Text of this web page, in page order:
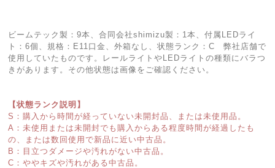
ビームテック製：9本、合同会社shimizu製：1本、付属LEDライ
ト：6個、規格：E11口金、外箱なし、状態ランク：C 弊社店舗で
使用していたものです。レールライトやLEDライトの種類にバラつ
きがあります。その他状態は画像をご確認ください。
【状態ランク説明】
S：購入から時間が経っていない未開封品、または未使用品。
A：未使用または未開封でも購入からある程度時間が経過したも
の、または数回使用で新品に近い中古品。
B：目立つダメージや汚れがない中古品。
C：ややキズや汚れがある中古品。